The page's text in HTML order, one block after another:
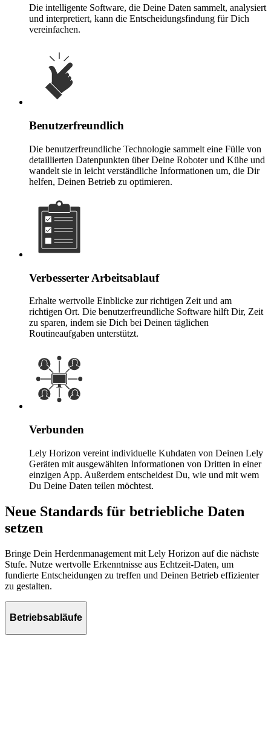
Die intelligente Software, die Deine Daten sammelt, analysiert
und interpretiert, kann die Entscheidungsfindung für Dich
vereinfachen.
Benutzerfreundlich
Die benutzerfreundliche Technologie sammelt eine Fülle von
detaillierten Datenpunkten über Deine Roboter und Kühe und
wandelt sie in leicht verständliche Informationen um, die Dir
helfen, Deinen Betrieb zu optimieren.
Verbesserter Arbeitsablauf
Erhalte wertvolle Einblicke zur richtigen Zeit und am
richtigen Ort. Die benutzerfreundliche Software hilft Dir, Zeit
zu sparen, indem sie Dich bei Deinen täglichen
Routineaufgaben unterstützt.
Verbunden
Lely Horizon vereint individuelle Kuhdaten von Deinen Lely
Geräten mit ausgewählten Informationen von Dritten in einer
einzigen App. Außerdem entscheidest Du, wie und mit wem
Du Deine Daten teilen möchtest.
Neue Standards für betriebliche Daten
setzen
Bringe Dein Herdenmanagement mit Lely Horizon auf die nächste
Stufe. Nutze wertvolle Erkenntnisse aus Echtzeit-Daten, um
fundierte Entscheidungen zu treffen und Deinen Betrieb effizienter
zu gestalten.
Betriebsabläufe